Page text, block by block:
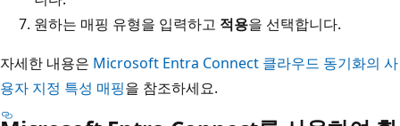
원하는 매핑 유형을 입력하고 적용을 선택합니다.
자세한 내용은 Microsoft Entra Connect 클라우드 동기화의 사
용자 지정 특성 매핑을 참조하세요.